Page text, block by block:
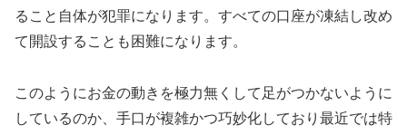
ること自体が犯罪になります。すべての口座が凍結し改め
て開設することも困難になります。
このようにお金の動きを極力無くして足がつかないように
しているのか、手口が複雑かつ巧妙化しており最近では特